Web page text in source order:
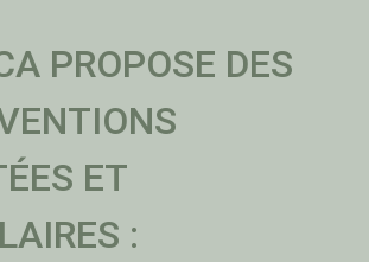
PROPOSE DES
ET
: